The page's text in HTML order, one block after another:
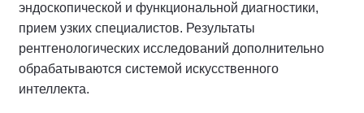
эндоскопической и функциональной диагностики,
прием узких специалистов. Результаты
рентгенологических исследований дополнительно
обрабатываются системой искусственного
интеллекта.